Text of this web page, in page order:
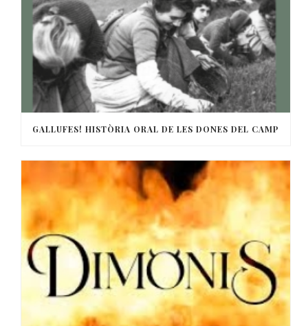
GALLUFES! HISTÒRIA ORAL DE LES DONES DEL CAMP